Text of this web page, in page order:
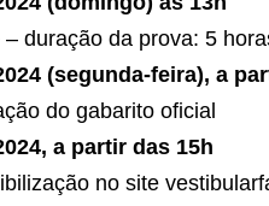
– duração da prova: 5
(segunda-feira), a
do gabarito oficial
a partir das 15h
no site